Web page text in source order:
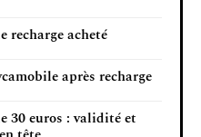
recharge acheté
après recharge
30 euros : validité et